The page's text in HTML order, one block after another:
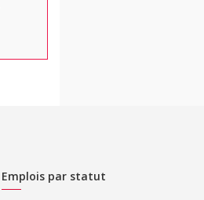
Emplois par statut